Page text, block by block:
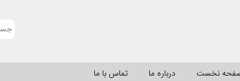
نخست درباره ما
تماس با ما